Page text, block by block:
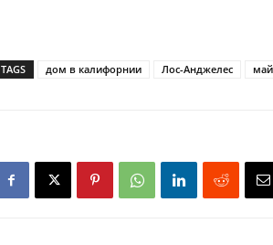
TAGS дом в калифорнии Лос-Анджелес